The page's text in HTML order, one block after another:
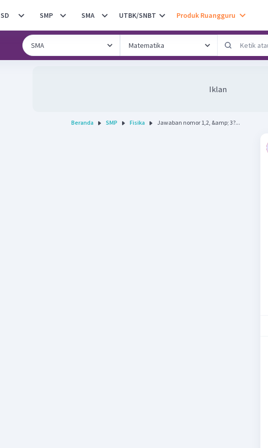
SD SMP SMA UTBK/SNBT Produk Ruangguru
Iklan
Beranda SMP Fisika Jawaban nomor 1,2, &amp; 3?...